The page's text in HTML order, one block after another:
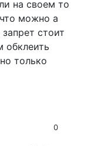
на своем то
можно а
стоит
обклеить
только
0